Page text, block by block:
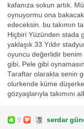
kafanıza sokun artık.
oynuyormu ona
edeceksin. bu takımın
Hiçbiri Yüzünden stada
yaklaşık 33 Yıldır
oyuncu değerlidir
gibi, Pele gibi
Taraftar olarakta senin
olurkende küme
gözyaşlarıyla takımını
9 serdar